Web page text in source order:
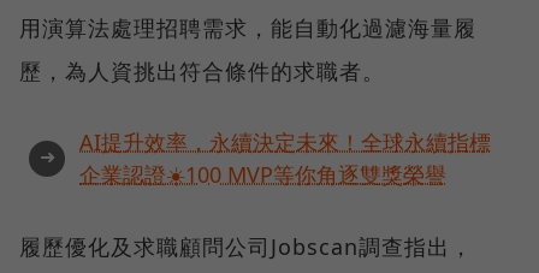
用演算法處理招聘需求，能自動化過濾海量履
歷，為人資挑出符合條件的求職者。
➜
AI提升效率，永續決定未來！全球永續指標
企業認證☀️100 MVP等你角逐雙獎榮譽
履歷優化及求職顧問公司Jobscan調查指出，